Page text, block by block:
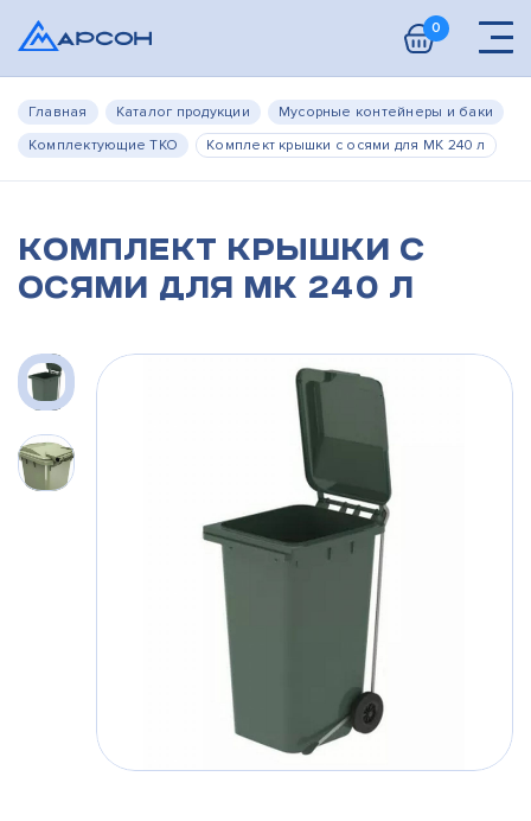
0
Главная Каталог продукции
Мусорные контейнеры и баки
Комплектующие ТКО
Комплект крышки с осями для МК 240 л
Комплект крышки с
осями для МК 240 л